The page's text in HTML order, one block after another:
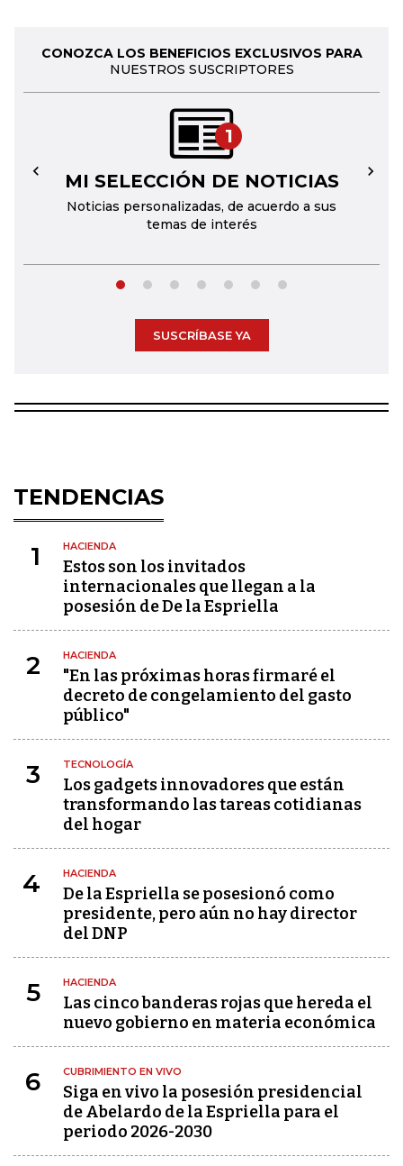
CONOZCA LOS BENEFICIOS EXCLUSIVOS PARA
NUESTROS SUSCRIPTORES
1
MI SELECCIÓN DE NOTICIAS
Noticias personalizadas, de acuerdo a sus
temas de interés
← →
SUSCRÍBASE YA
TENDENCIAS
1 HACIENDA
Estos son los invitados
internacionales que llegan a la
posesión de De la Espriella
2 HACIENDA
"En las próximas horas firmaré el
decreto de congelamiento del gasto
público"
3 TECNOLOGÍA
Los gadgets innovadores que están
transformando las tareas cotidianas
del hogar
4 HACIENDA
De la Espriella se posesionó como
presidente, pero aún no hay director
del DNP
5 HACIENDA
Las cinco banderas rojas que hereda el
nuevo gobierno en materia económica
6 CUBRIMIENTO EN VIVO
Siga en vivo la posesión presidencial
de Abelardo de la Espriella para el
periodo 2026-2030